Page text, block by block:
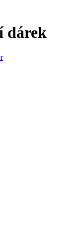
dárek